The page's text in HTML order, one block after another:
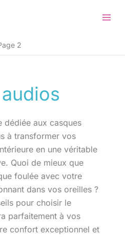
2
dédiée aux casques
à transformer vos
en une véritable
Quoi de mieux que
foulée avec votre
dans vos oreilles ?
pour choisir le
parfaitement à vos
confort exceptionnel et